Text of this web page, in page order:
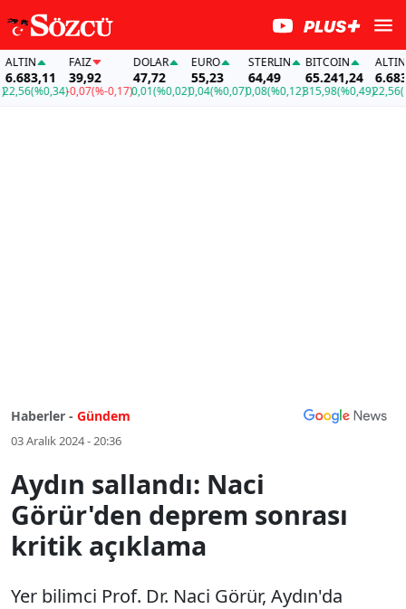
(%0,34)
FAİZ
39,92
-0,07(%-0,17)
DOLAR
47,72
0,01(%0,02)
EURO
55,23
0,04(%0,07)
STERLIN
64,49
0,08(%0,12)
BITCOIN
65.241,24
315,98(%0,49)
ALTIN
22,56
Haberler - Gündem
03 Aralık 2024 - 20:36
Aydın sallandı: Naci
Görür'den deprem sonrası
kritik açıklama
Yer bilimci Prof. Dr. Naci Görür, Aydın'da